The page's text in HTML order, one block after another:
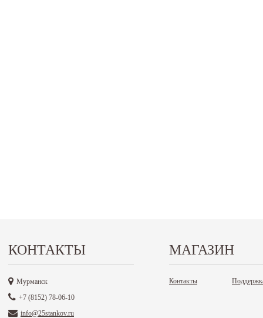
КОНТАКТЫ
Мурманск
+7 (8152) 78-06-10
info@25stankov.ru
МАГАЗИН
Контакты